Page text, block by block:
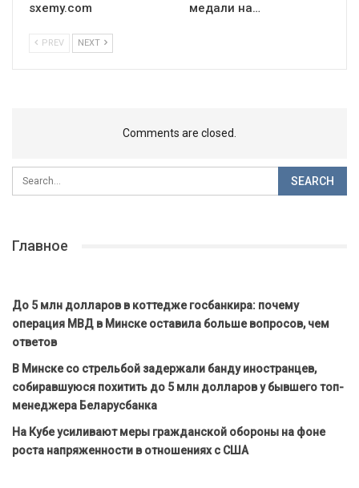
sxemy.com
медали на…
PREV NEXT
Comments are closed.
Главное
До 5 млн долларов в коттедже госбанкира: почему
операция МВД в Минске оставила больше вопросов, чем
ответов
В Минске со стрельбой задержали банду иностранцев,
собиравшуюся похитить до 5 млн долларов у бывшего топ-
менеджера Беларусбанка
На Кубе усиливают меры гражданской обороны на фоне
роста напряженности в отношениях с США